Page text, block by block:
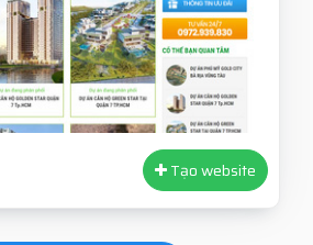
Tạo website